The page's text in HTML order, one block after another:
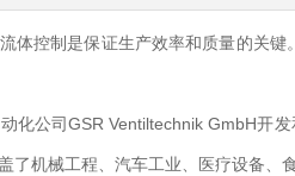
控制是保证生产效率和质量的关键
公司GSR Ventiltechnik GmbH开发
了机械工程、汽车工业、医疗设备、